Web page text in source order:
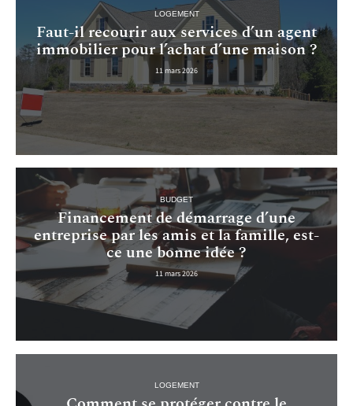
LOGEMENT
Faut-il recourir aux services d’un agent
immobilier pour l’achat d’une maison ?
11 mars 2026
BUDGET
Financement de démarrage d’une
entreprise par les amis et la famille, est-
ce une bonne idée ?
11 mars 2026
LOGEMENT